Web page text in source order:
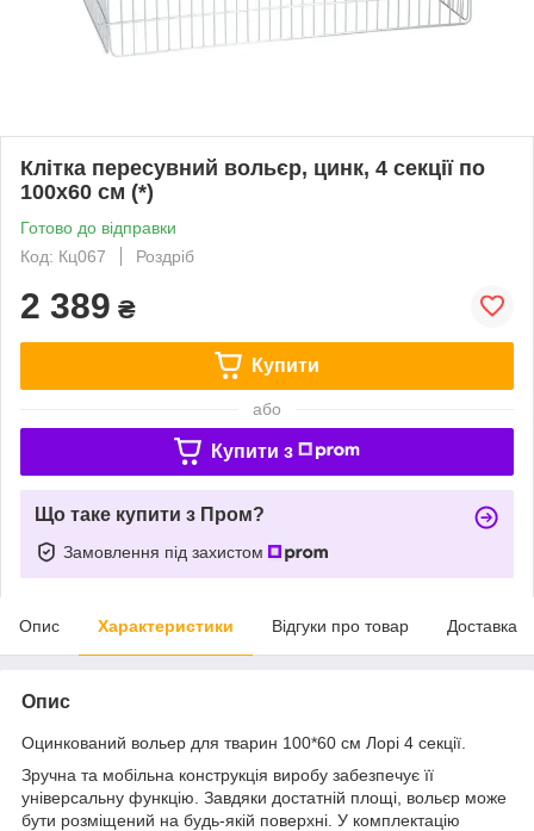
Клітка пересувний вольєр, цинк, 4 секції по
100х60 см (*)
Готово до відправки
Код: Кц067
Роздріб
2 389 ₴
Купити
або
Купити з
Що таке купити з Пром?
Замовлення під захистом
Опис Характеристики Відгуки про товар Доставка
Опис
Оцинкований вольер для тварин 100*60 см Лорі 4 секції.
Зручна та мобільна конструкція виробу забезпечує її
універсальну функцію. Завдяки достатній площі, вольєр може
бути розміщений на будь-якій поверхні. У комплектацію